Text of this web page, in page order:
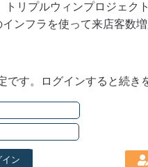
リプルウィンプロジェク
ンフラを使って来店客数
です。ログインすると続き
イン